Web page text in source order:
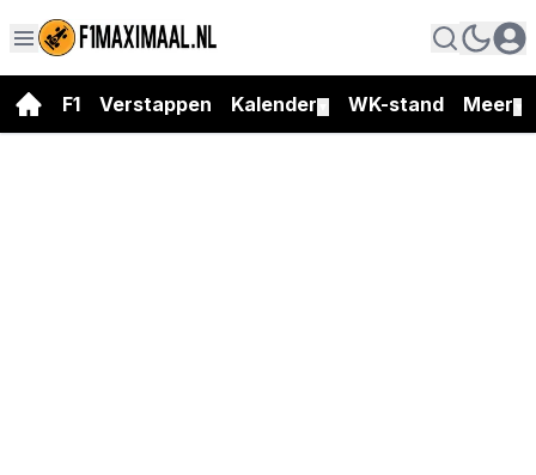
F1 Verstappen Kalender WK-stand Meer